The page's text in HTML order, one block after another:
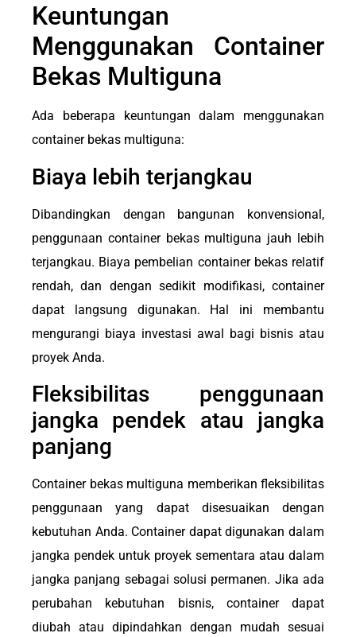
Keuntungan
Menggunakan Container
Bekas Multiguna
Ada beberapa keuntungan dalam menggunakan
container bekas multiguna:
Biaya lebih terjangkau
Dibandingkan dengan bangunan konvensional,
penggunaan container bekas multiguna jauh lebih
terjangkau. Biaya pembelian container bekas relatif
rendah, dan dengan sedikit modifikasi, container
dapat langsung digunakan. Hal ini membantu
mengurangi biaya investasi awal bagi bisnis atau
proyek Anda.
Fleksibilitas penggunaan
jangka pendek atau jangka
panjang
Container bekas multiguna memberikan fleksibilitas
penggunaan yang dapat disesuaikan dengan
kebutuhan Anda. Container dapat digunakan dalam
jangka pendek untuk proyek sementara atau dalam
jangka panjang sebagai solusi permanen. Jika ada
perubahan kebutuhan bisnis, container dapat
diubah atau dipindahkan dengan mudah sesuai